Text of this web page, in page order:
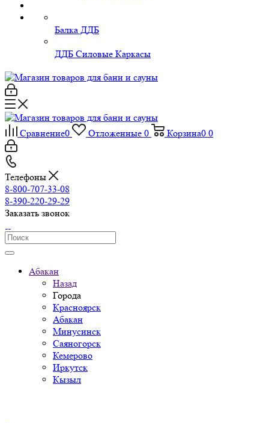
Балка ДДБ
ДДБ Силовые Каркасы
Сравнение0 Отложенные 0 Корзина0 0
Телефоны
8-800-707-33-08
8-390-220-29-29
Заказать звонок
Абакан
Назад
Города
Красноярск
Абакан
Минусинск
Саяногорск
Кемерово
Иркутск
Кызыл